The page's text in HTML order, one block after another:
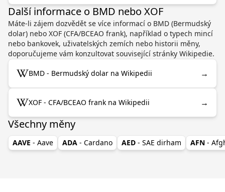
Další informace o BMD nebo XOF
Máte-li zájem dozvědět se více informací o BMD (Bermudský
dolar) nebo XOF (CFA/BCEAO frank), například o typech mincí
nebo bankovek, uživatelských zemích nebo historii měny,
doporučujeme vám konzultovat související stránky Wikipedie.
BMD - Bermudský dolar na Wikipedii →
XOF - CFA/BCEAO frank na Wikipedii →
Všechny měny
AAVE - Aave ADA - Cardano AED - SAE dirham AFN -